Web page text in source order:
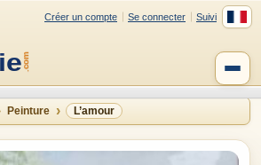
Créer un compte Se connecter Suivi
Peinture L’amour